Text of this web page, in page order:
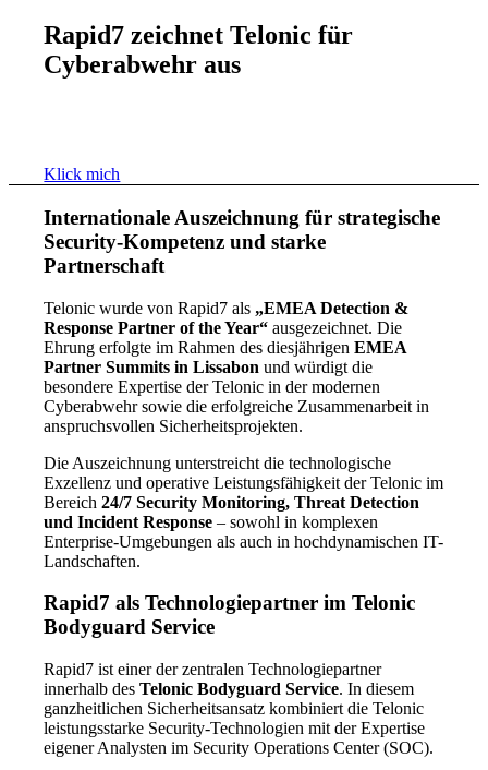
Rapid7 zeichnet Telonic für
Cyberabwehr aus
Klick mich
Internationale Auszeichnung für strategische
Security-Kompetenz und starke
Partnerschaft
Telonic wurde von Rapid7 als „EMEA Detection &
Response Partner of the Year“ ausgezeichnet. Die
Ehrung erfolgte im Rahmen des diesjährigenEMEA
Partner Summits in Lissabon und würdigt die
besondere Expertise der Telonic in der modernen
Cyberabwehr sowie die erfolgreiche Zusammenarbeit in
anspruchsvollen Sicherheitsprojekten.
Die Auszeichnung unterstreicht die technologische
Exzellenz und operative Leistungsfähigkeit der Telonic im
Bereich24/7 Security Monitoring, Threat Detection
und Incident Response – sowohl in komplexen
Enterprise-Umgebungen als auch in hochdynamischen IT-
Landschaften.
Rapid7 als Technologiepartner im Telonic
Bodyguard Service
Rapid7 ist einer der zentralen Technologiepartner
innerhalb desTelonic Bodyguard Service. In diesem
ganzheitlichen Sicherheitsansatz kombiniert die Telonic
leistungsstarke Security-Technologien mit der Expertise
eigener Analysten im Security Operations Center (SOC).